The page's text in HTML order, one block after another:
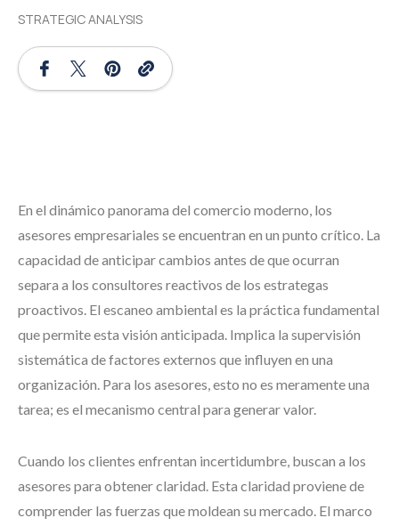
STRATEGIC ANALYSIS
En el dinámico panorama del comercio moderno, los
asesores empresariales se encuentran en un punto crítico. La
capacidad de anticipar cambios antes de que ocurran
separa a los consultores reactivos de los estrategas
proactivos. El escaneo ambiental es la práctica fundamental
que permite esta visión anticipada. Implica la supervisión
sistemática de factores externos que influyen en una
organización. Para los asesores, esto no es meramente una
tarea; es el mecanismo central para generar valor.
Cuando los clientes enfrentan incertidumbre, buscan a los
asesores para obtener claridad. Esta claridad proviene de
comprender las fuerzas que moldean su mercado. El marco